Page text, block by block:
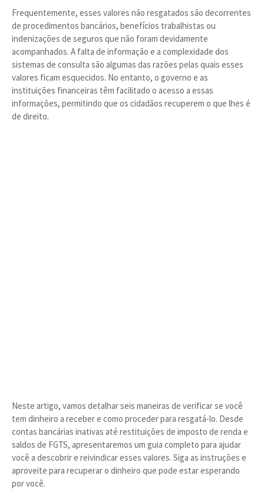
Frequentemente, esses valores não resgatados são decorrentes
de procedimentos bancários, benefícios trabalhistas ou
indenizações de seguros que não foram devidamente
acompanhados. A falta de informação e a complexidade dos
sistemas de consulta são algumas das razões pelas quais esses
valores ficam esquecidos. No entanto, o governo e as
instituições financeiras têm facilitado o acesso a essas
informações, permitindo que os cidadãos recuperem o que lhes é
de direito.
Neste artigo, vamos detalhar seis maneiras de verificar se você
tem dinheiro a receber e como proceder para resgatá-lo. Desde
contas bancárias inativas até restituições de imposto de renda e
saldos de FGTS, apresentaremos um guia completo para ajudar
você a descobrir e reivindicar esses valores. Siga as instruções e
aproveite para recuperar o dinheiro que pode estar esperando
por você.